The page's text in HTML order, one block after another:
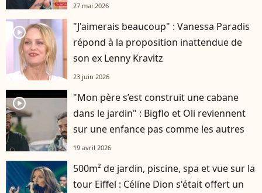
27 mai 2026
player2
"J'aimerais beaucoup" : Vanessa Paradis
répond à la proposition inattendue de
son ex Lenny Kravitz
23 juin 2026
player2
"Mon père s’est construit une cabane
dans le jardin" : Bigflo et Oli reviennent
sur une enfance pas comme les autres
19 avril 2026
500m² de jardin, piscine, spa et vue sur la
tour Eiffel : Céline Dion s'était offert un